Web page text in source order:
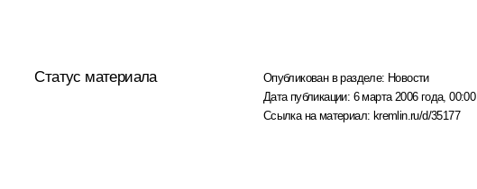
Статус материала Опубликован в разделе: Новости
Дата публикации: 6 марта 2006 года, 00:00
Ссылка на материал: kremlin.ru/d/35177